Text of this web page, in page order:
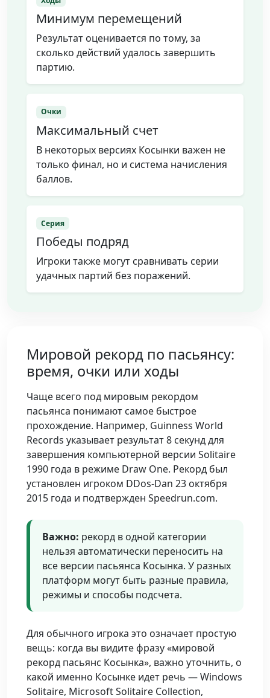
Минимум перемещений
Результат оценивается по тому, за
сколько действий удалось завершить
партию.
Очки
Максимальный счет
В некоторых версиях Косынки важен не
только финал, но и система начисления
баллов.
Серия
Победы подряд
Игроки также могут сравнивать серии
удачных партий без поражений.
Мировой рекорд по пасьянсу:
время, очки или ходы
Чаще всего под мировым рекордом
пасьянса понимают самое быстрое
прохождение. Например, Guinness World
Records указывает результат 8 секунд для
завершения компьютерной версии Solitaire
1990 года в режиме Draw One. Рекорд был
установлен игроком DDos-Dan 23 октября
2015 года и подтвержден Speedrun.com.
Важно: рекорд в одной категории
нельзя автоматически переносить на
все версии пасьянса Косынка. У разных
платформ могут быть разные правила,
режимы и способы подсчета.
Для обычного игрока это означает простую
вещь: когда вы видите фразу «мировой
рекорд пасьянс Косынка», важно уточнить, о
какой именно Косынке идет речь — Windows
Solitaire, Microsoft Solitaire Collection,